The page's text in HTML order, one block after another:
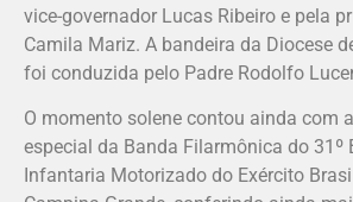
vice-governador Lucas Ribeiro e pela
Camila Mariz. A bandeira da Diocese
foi conduzida pelo Padre Rodolfo
O momento solene contou ainda com
especial da Banda Filarmônica do 31º
Infantaria Motorizado do Exército